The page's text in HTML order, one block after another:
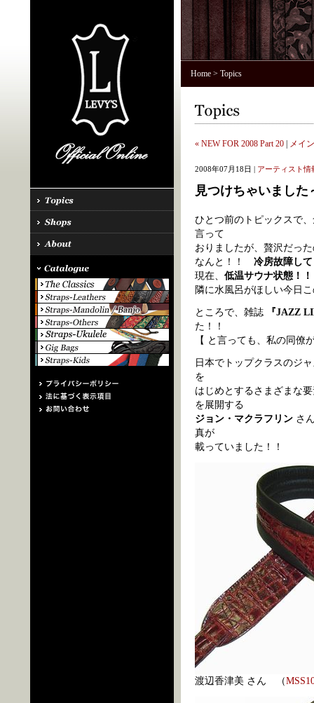
Home> Topics
« NEW FOR 2008 Part 20| メイン
2008年07月18日 | アーティスト情
見つけちゃいました
ひとつ前のトピックスで
言って
おりましたが、贅沢だっ
なんと！！ 冷房故障し
現在、 低温サウナ状態！！
隣に水風呂がほしい今日
ところで、雑誌
『JAZZ
た！！
【 と言っても、私の同僚
日本でトップクラスのジ
を
はじめとするさまざまな
を展開する
ジョン・マクラフリンさ
真が
載っていました！！
渡辺香津美 さん （